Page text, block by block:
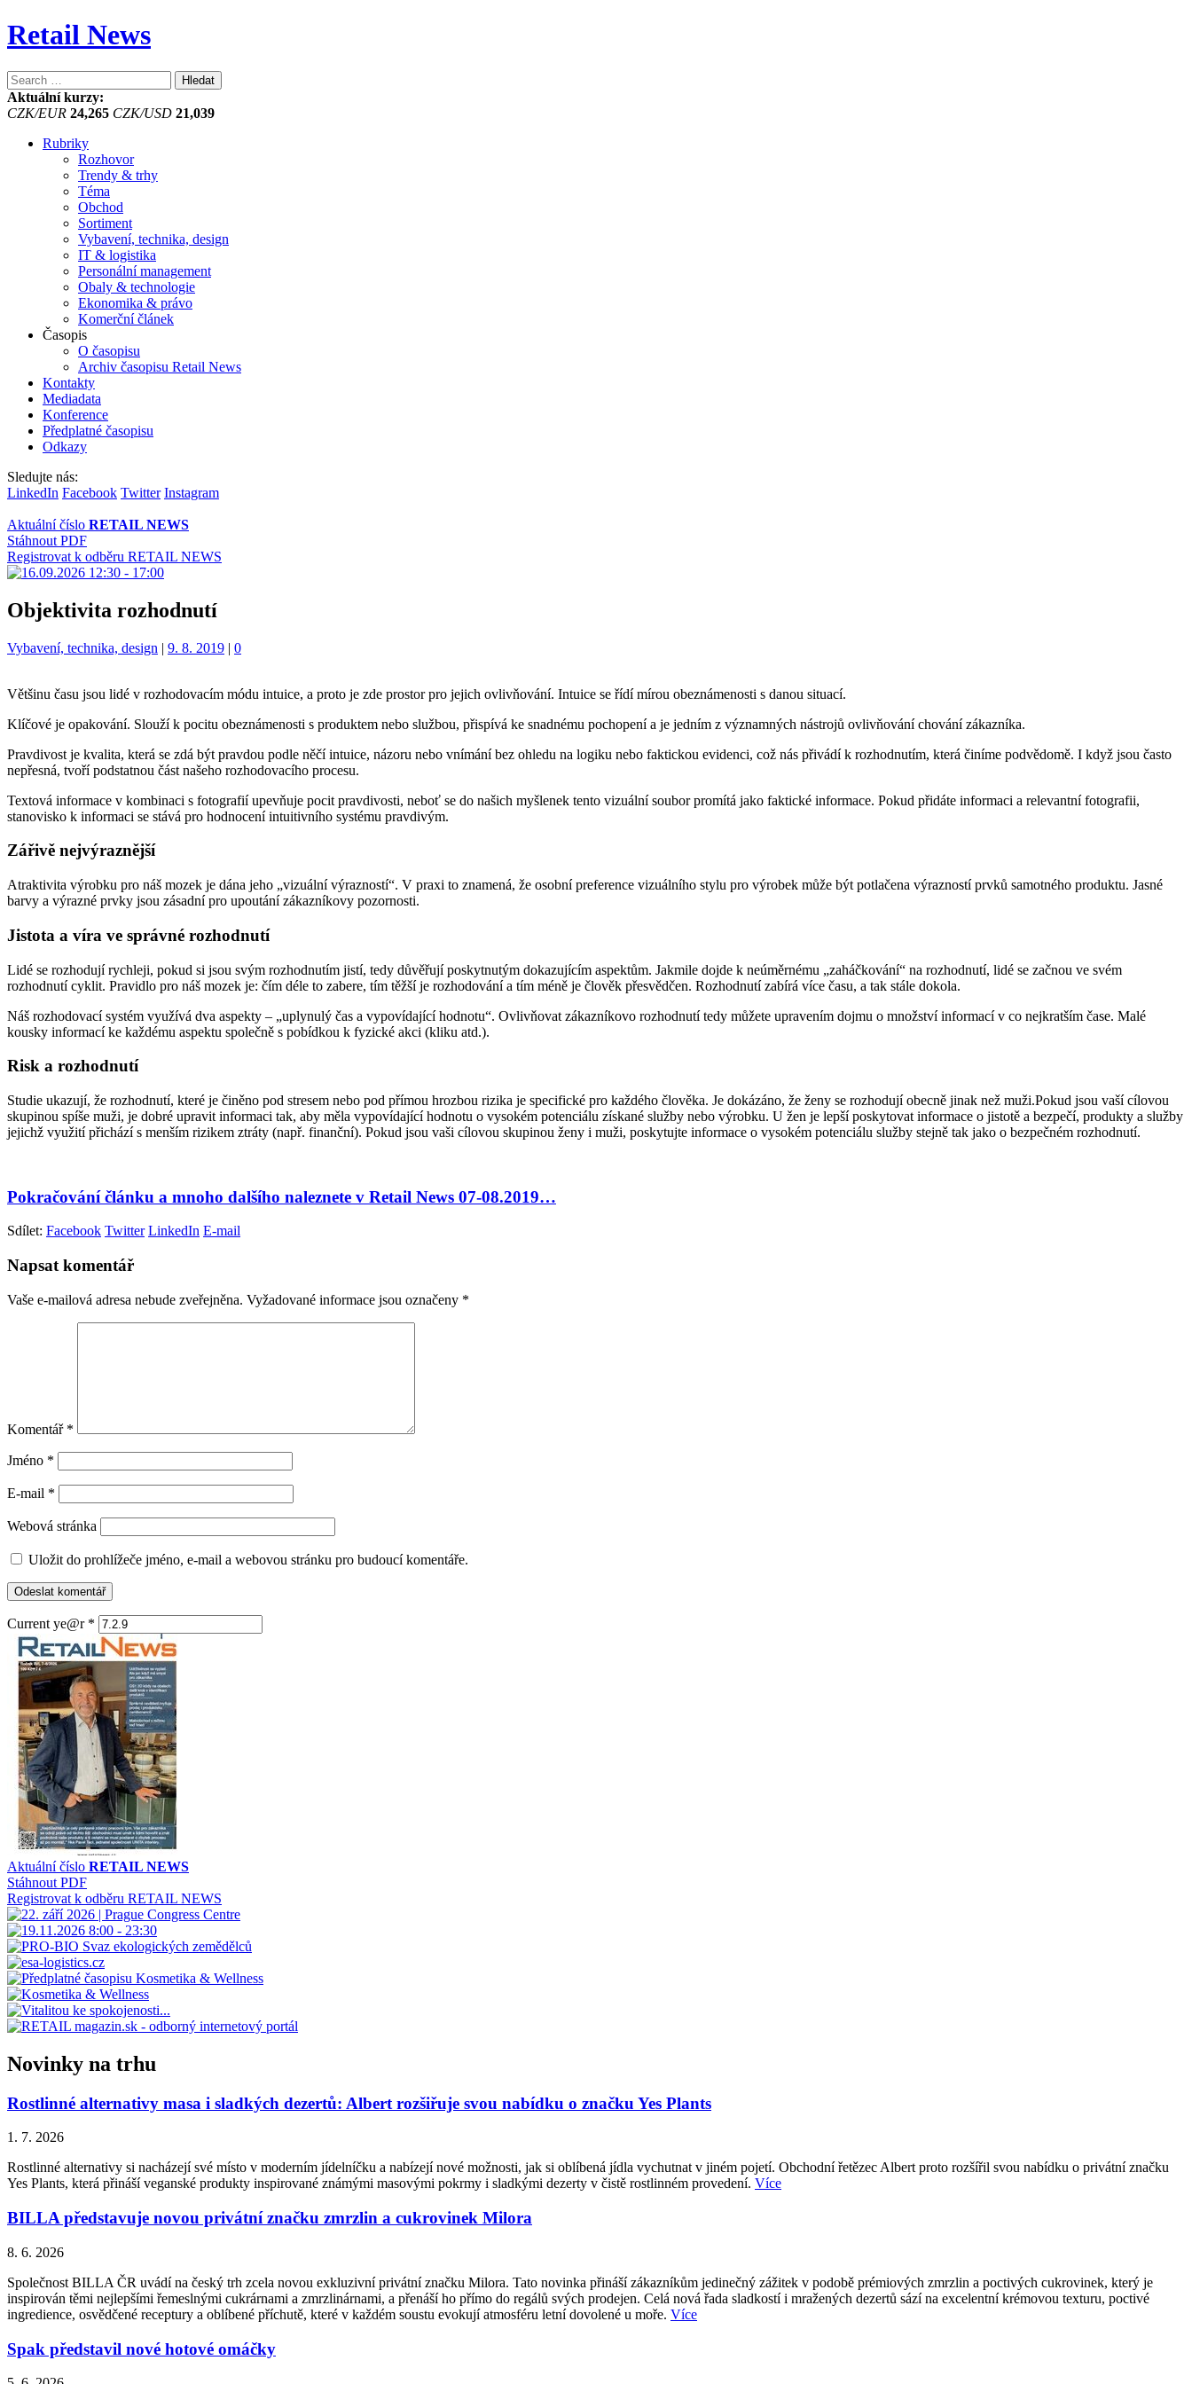
Retail News
Vyhledávání
Aktuální kurzy:
CZK/EUR 24,265 CZK/USD 21,039
Rubriky
Rozhovor
Trendy & trhy
Téma
Obchod
Sortiment
Vybavení, technika, design
IT & logistika
Personální management
Obaly & technologie
Ekonomika & právo
Komerční článek
Časopis
O časopisu
Archiv časopisu Retail News
Kontakty
Mediadata
Konference
Předplatné časopisu
Odkazy
Sledujte nás:
LinkedIn Facebook Twitter Instagram
Aktuální číslo RETAIL NEWS
Stáhnout PDF
Registrovat k odběru RETAIL NEWS
Objektivita rozhodnutí
Kategorie:
Vybavení, technika, design | 9. 8. 2019 | 0
Většinu času jsou lidé v rozhodovacím módu intuice, a proto je zde prostor pro jejich ovlivňování. Intuice se řídí mírou obeznámenosti s danou situací.
Klíčové je opakování. Slouží k pocitu obeznámenosti s produktem nebo službou, přispívá ke snadnému pochopení a je jedním z významných nástrojů ovlivňování chování zákazníka.
Pravdivost je kvalita, která se zdá být pravdou podle něčí intuice, názoru nebo vnímání bez ohledu na logiku nebo faktickou evidenci, což nás přivádí k rozhodnutím, která činíme podvědomě. I když jsou často
nepřesná, tvoří podstatnou část našeho rozhodovacího procesu.
Textová informace v kombinaci s fotografií upevňuje pocit pravdivosti, neboť se do našich myšlenek tento vizuální soubor promítá jako faktické informace. Pokud přidáte informaci a relevantní fotografii,
stanovisko k informaci se stává pro hodnocení intuitivního systému pravdivým.
Zářivě nejvýraznější
Atraktivita výrobku pro náš mozek je dána jeho „vizuální výrazností“. V praxi to znamená, že osobní preference vizuálního stylu pro výrobek může být potlačena výrazností prvků samotného produktu. Jasné
barvy a výrazné prvky jsou zásadní pro upoutání zákazníkovy pozornosti.
Jistota a víra ve správné rozhodnutí
Lidé se rozhodují rychleji, pokud si jsou svým rozhodnutím jistí, tedy důvěřují poskytnutým dokazujícím aspektům. Jakmile dojde k neúměrnému „zaháčkování“ na rozhodnutí, lidé se začnou ve svém
rozhodnutí cyklit. Pravidlo pro náš mozek je: čím déle to zabere, tím těžší je rozhodování a tím méně je člověk přesvědčen. Rozhodnutí zabírá více času, a tak stále dokola.
Náš rozhodovací systém využívá dva aspekty – „uplynulý čas a vypovídající hodnotu“. Ovlivňovat zákazníkovo rozhodnutí tedy můžete upravením dojmu o množství informací v co nejkratším čase. Malé
kousky informací ke každému aspektu společně s pobídkou k fyzické akci (kliku atd.).
Risk a rozhodnutí
Studie ukazují, že rozhodnutí, které je činěno pod stresem nebo pod přímou hrozbou rizika je specifické pro každého člověka. Je dokázáno, že ženy se rozhodují obecně jinak než muži.Pokud jsou vaší cílovou
skupinou spíše muži, je dobré upravit informaci tak, aby měla vypovídající hodnotu o vysokém potenciálu získané služby nebo výrobku. U žen je lepší poskytovat informace o jistotě a bezpečí, produkty a služby
jejichž využití přichází s menším rizikem ztráty (např. finanční). Pokud jsou vaši cílovou skupinou ženy i muži, poskytujte informace o vysokém potenciálu služby stejně tak jako o bezpečném rozhodnutí.
Pokračování článku a mnoho dalšího naleznete v Retail News 07-08.2019…
Sdílet: Facebook Twitter LinkedIn E-mail
Napsat komentář
Vaše e-mailová adresa nebude zveřejněna. Vyžadované informace jsou označeny *
Komentář *
Jméno *
E-mail *
Webová stránka
Uložit do prohlížeče jméno, e-mail a webovou stránku pro budoucí komentáře.
Current ye@r *
Aktuální číslo RETAIL NEWS
Stáhnout PDF
Registrovat k odběru RETAIL NEWS
Novinky na trhu
Rostlinné alternativy masa i sladkých dezertů: Albert rozšiřuje svou nabídku o značku Yes Plants
1. 7. 2026
Rostlinné alternativy si nacházejí své místo v moderním jídelníčku a nabízejí nové možnosti, jak si oblíbená jídla vychutnat v jiném pojetí. Obchodní řetězec Albert proto rozšířil svou nabídku o privátní značku
Yes Plants, která přináší veganské produkty inspirované známými masovými pokrmy i sladkými dezerty v čistě rostlinném provedení. Více
BILLA představuje novou privátní značku zmrzlin a cukrovinek Milora
8. 6. 2026
Společnost BILLA ČR uvádí na český trh zcela novou exkluzivní privátní značku Milora. Tato novinka přináší zákazníkům jedinečný zážitek v podobě prémiových zmrzlin a poctivých cukrovinek, který je
inspirován těmi nejlepšími řemeslnými cukrárnami a zmrzlinárnami, a přenáší ho přímo do regálů svých prodejen. Celá nová řada sladkostí i mražených dezertů sází na excelentní krémovou texturu, poctivé
ingredience, osvědčené receptury a oblíbené příchutě, které v každém soustu evokují atmosféru letní dovolené u moře. Více
Spak představil nové hotové omáčky